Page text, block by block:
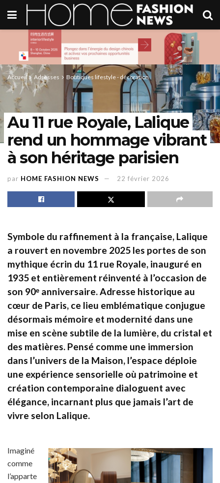
Accueil Adresses Boutiques lifestyle - décoration
Au 11 rue Royale, Lalique
rend un hommage vibrant
à son héritage parisien
par HOME FASHION NEWS 22 février 2026
Symbole du raffinement à la française, Lalique
a rouvert en novembre 2025 les portes de son
mythique écrin du 11 rue Royale, inauguré en
1935 et entièrement réinventé à l’occasion de
son 90ᵉ anniversaire. Adresse historique au
cœur de Paris, ce lieu emblématique conjugue
désormais mémoire et modernité dans une
mise en scène subtile de la lumière, du cristal et
des matières. Pensé comme une immersion
dans l’univers de la Maison, l’espace déploie
une expérience sensorielle où patrimoine et
création contemporaine dialoguent avec
élégance, incarnant plus que jamais l’art de
vivre selon Lalique.
Imaginé
comme
l’apparte